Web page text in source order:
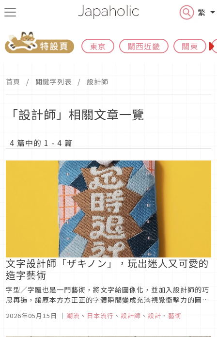
繁
東京 關西近畿 關東
首頁 關鍵字列表 設計師
「設計師」相關文章一覽
4 篇中的 1 - 4 篇
文字設計師「ザキノン」，玩出迷人又可愛的
造字藝術
字型／字體也是一門藝術，將文字給圖像化，並加入設計師的巧
思再造，讓原本方方正正的字體瞬間變成充滿視覺衝擊力的圖
次文章要介紹一名文字設計師「ザキノン」，就讓我們一起來欣
2026年05月15日 ｜ 潮流 、 日本流行 、 設計師 、 設計 、 藝術